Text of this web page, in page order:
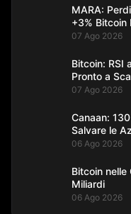
MARA:
+3% Bitcoin
07 Ago 2026
Bitcoin: RSI
Pronto a
07 Ago 2026
Canaan:
Salvare le
06 Ago 2026
Bitcoin
Miliardi
06 Ago 2026